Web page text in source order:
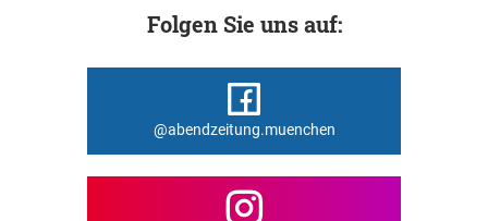
Folgen Sie uns auf:
@abendzeitung.muenchen